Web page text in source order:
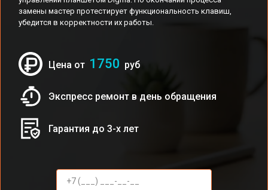
замены мастер протестирует функциональность клавиш,
убедится в корректности их работы.
Цена от 1750 руб
Экспресс ремонт в день обращения
Гарантия до 3-х лет